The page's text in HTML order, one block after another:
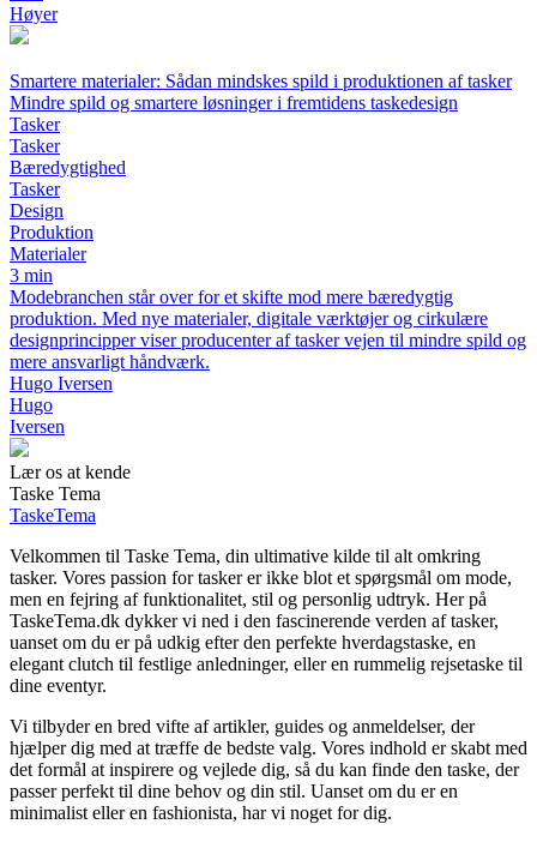
Høyer
Smartere materialer: Sådan mindskes spild i produktionen af tasker
Mindre spild og smartere løsninger i fremtidens taskedesign
Tasker
Tasker
Bæredygtighed
Tasker
Design
Produktion
Materialer
3 min
Modebranchen står over for et skifte mod mere bæredygtig
produktion. Med nye materialer, digitale værktøjer og cirkulære
designprincipper viser producenter af tasker vejen til mindre spild og
mere ansvarligt håndværk.
Hugo Iversen
Hugo
Iversen
Lær os at kende
Taske Tema
TaskeTema
Velkommen til Taske Tema, din ultimative kilde til alt omkring
tasker. Vores passion for tasker er ikke blot et spørgsmål om mode,
men en fejring af funktionalitet, stil og personlig udtryk. Her på
TaskeTema.dk dykker vi ned i den fascinerende verden af tasker,
uanset om du er på udkig efter den perfekte hverdagstaske, en
elegant clutch til festlige anledninger, eller en rummelig rejsetaske til
dine eventyr.
Vi tilbyder en bred vifte af artikler, guides og anmeldelser, der
hjælper dig med at træffe de bedste valg. Vores indhold er skabt med
det formål at inspirere og vejlede dig, så du kan finde den taske, der
passer perfekt til dine behov og din stil. Uanset om du er en
minimalist eller en fashionista, har vi noget for dig.